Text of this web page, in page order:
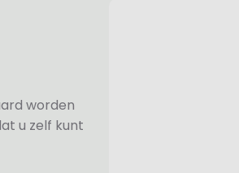
worden
u zelf kunt